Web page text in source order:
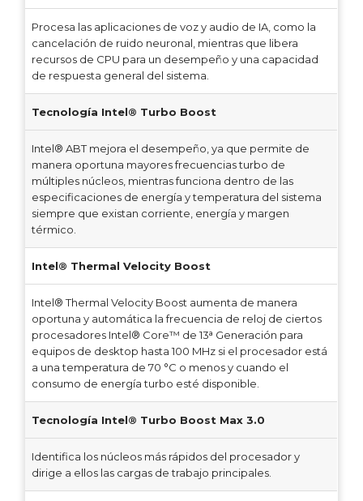
Procesa las aplicaciones de voz y audio de IA, como la
cancelación de ruido neuronal, mientras que libera
recursos de CPU para un desempeño y una capacidad
de respuesta general del sistema.
Tecnología Intel® Turbo Boost
Intel® ABT mejora el desempeño, ya que permite de
manera oportuna mayores frecuencias turbo de
múltiples núcleos, mientras funciona dentro de las
especificaciones de energía y temperatura del sistema
siempre que existan corriente, energía y margen
térmico.
Intel® Thermal Velocity Boost
Intel® Thermal Velocity Boost aumenta de manera
oportuna y automática la frecuencia de reloj de ciertos
procesadores Intel® Core™ de 13ᵃ Generación para
equipos de desktop hasta 100 MHz si el procesador está
a una temperatura de 70 °C o menos y cuando el
consumo de energía turbo esté disponible.
Tecnología Intel® Turbo Boost Max 3.0
Identifica los núcleos más rápidos del procesador y
dirige a ellos las cargas de trabajo principales.